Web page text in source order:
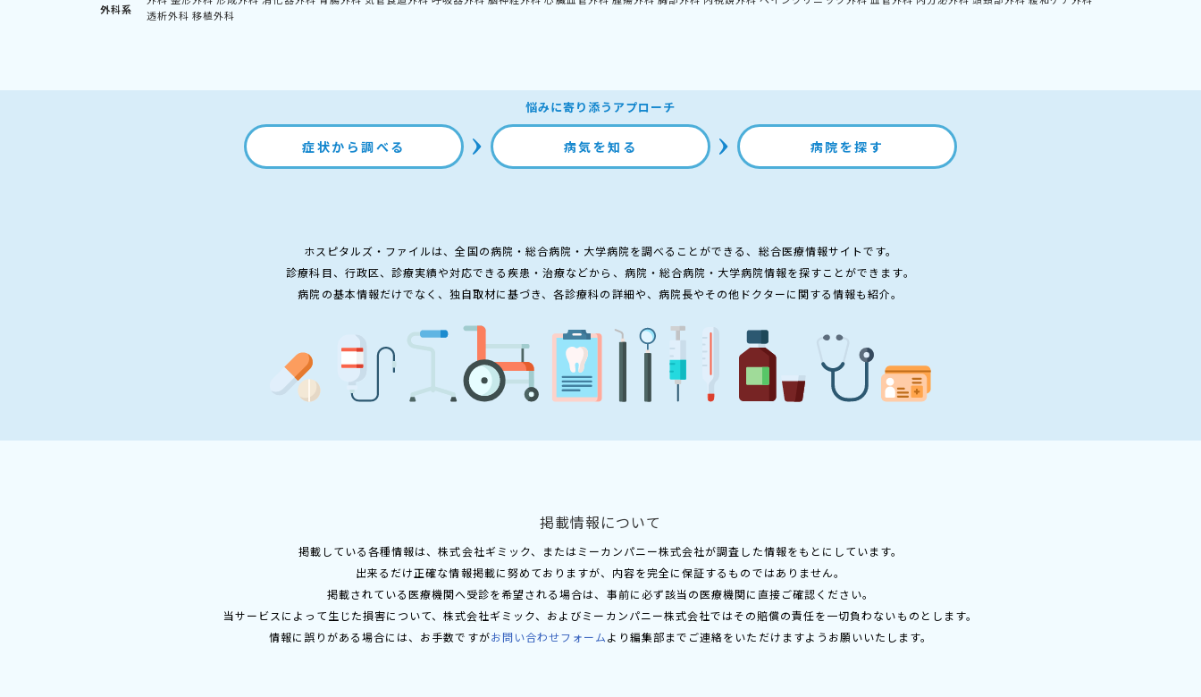
外科系
透析外科 移植外科
悩みに寄り添うアプローチ
症状から調べる 病気を知る 病院を探す
ホスピタルズ・ファイルは、全国の病院・総合病院・大学病院を調べることができる、総合医療情報サイトです。
診療科目、行政区、診療実績や対応できる疾患・治療などから、病院・総合病院・大学病院情報を探すことができます。
病院の基本情報だけでなく、独自取材に基づき、各診療科の詳細や、病院長やその他ドクターに関する情報も紹介。
掲載情報について
掲載している各種情報は、株式会社ギミック、またはミーカンパニー株式会社が調査した情報をもとにしています。
出来るだけ正確な情報掲載に努めておりますが、内容を完全に保証するものではありません。
掲載されている医療機関へ受診を希望される場合は、事前に必ず該当の医療機関に直接ご確認ください。
当サービスによって生じた損害について、株式会社ギミック、およびミーカンパニー株式会社ではその賠償の責任を一切負わないものとします。
情報に誤りがある場合には、お手数ですがお問い合わせフォームより編集部までご連絡をいただけますようお願いいたします。